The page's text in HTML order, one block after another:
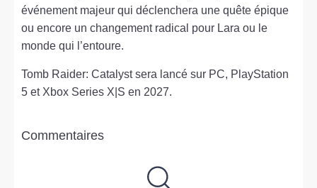
événement majeur qui déclenchera une quête épique
ou encore un changement radical pour Lara ou le
monde qui l’entoure.
Tomb Raider: Catalyst sera lancé sur PC, PlayStation
5 et Xbox Series X|S en 2027.
Commentaires